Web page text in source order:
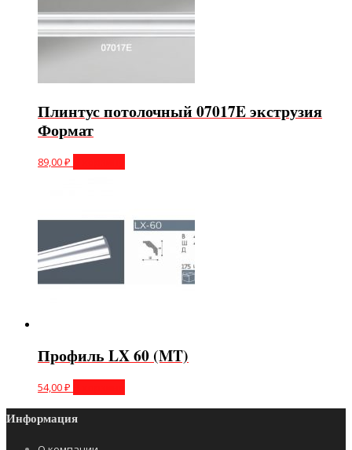
Плинтус потолочный 07017E экструзия
Формат
89,00₽
Профиль LX 60 (MT)
54,00₽
Информация